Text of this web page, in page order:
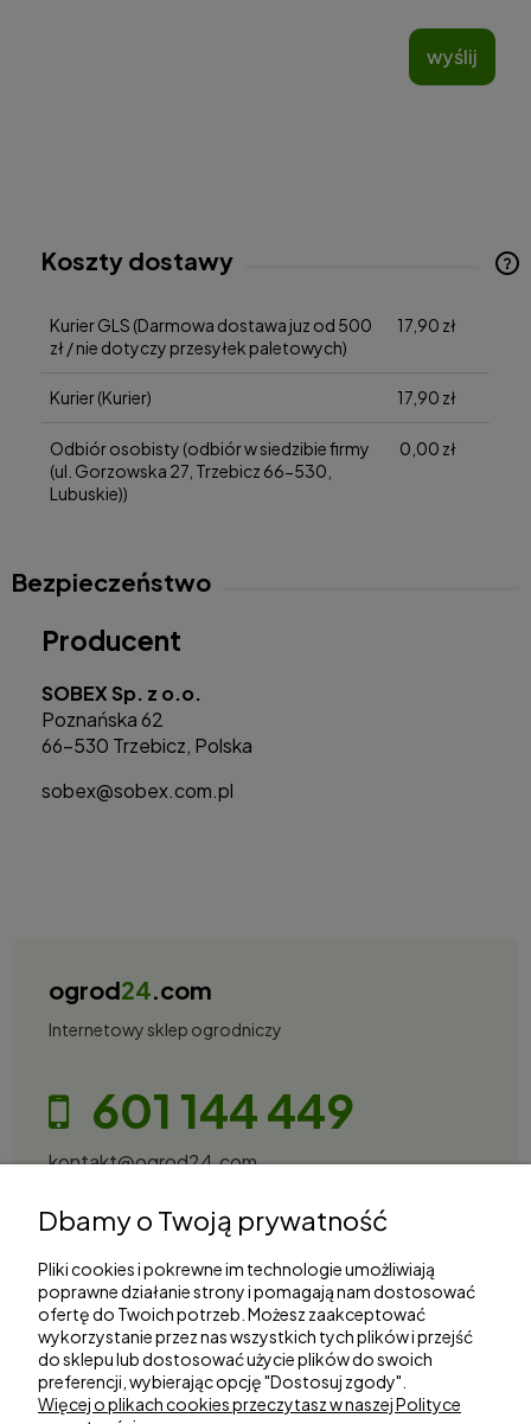
wyślij
Koszty dostawy
Cena nie zawiera ewentualnych kosztów płatności
Kurier GLS (Darmowa dostawa juz od 500
zł / nie dotyczy przesyłek paletowych)
17,90 zł
Kurier(Kurier) 17,90 zł
Odbiór osobisty (odbiór w siedzibie firmy
(ul. Gorzowska 27, Trzebicz 66-530,
Lubuskie))
0,00 zł
Bezpieczeństwo
Producent
SOBEX Sp. z o.o.
Poznańska 62
66-530 Trzebicz, Polska
sobex@sobex.com.pl
ogrod24.com
Internetowy sklep ogrodniczy
601 144 449
kontakt@ogrod24.com
Gorzowska 27, 66-530 Trzebicz
Zakupy
Informacje
Dbamy o Twoją prywatność
Pliki cookies i pokrewne im technologie umożliwiają
poprawne działanie strony i pomagają nam dostosować
ofertę do Twoich potrzeb. Możesz zaakceptować
wykorzystanie przez nas wszystkich tych plików i przejść
do sklepu lub dostosować użycie plików do swoich
preferencji, wybierając opcję "Dostosuj zgody".
Więcej o plikach cookies przeczytasz w naszej Polityce